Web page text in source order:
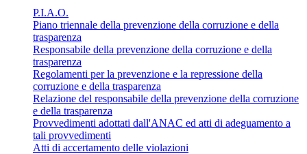
P.I.A.O.
Piano triennale della prevenzione della corruzione e della
trasparenza
Responsabile della prevenzione della corruzione e della
trasparenza
Regolamenti per la prevenzione e la repressione della
corruzione e della trasparenza
Relazione del responsabile della prevenzione della corruzione
e della trasparenza
Provvedimenti adottati dall'ANAC ed atti di adeguamento a
tali provvedimenti
Atti di accertamento delle violazioni